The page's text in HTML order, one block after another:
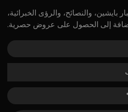
بايشين، والنصائح، والرؤى الخبرائية،
إلى الحصول على عروض حصرية.